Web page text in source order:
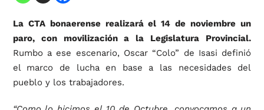
La CTA bonaerense realizará el 14 de noviembre un
paro, con movilización a la Legislatura Provincial.
Rumbo a ese escenario, Oscar “Colo” de Isasi definió
el marco de lucha en base a las necesidades del
pueblo y los trabajadores.